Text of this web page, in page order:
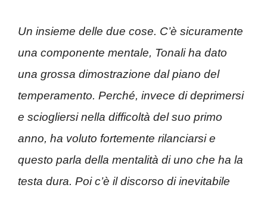
Un insieme delle due cose. C’è sicuramente
una componente mentale, Tonali ha dato
una grossa dimostrazione dal piano del
temperamento. Perché, invece di deprimersi
e sciogliersi nella difficoltà del suo primo
anno, ha voluto fortemente rilanciarsi e
questo parla della mentalità di uno che ha la
testa dura. Poi c’è il discorso di inevitabile